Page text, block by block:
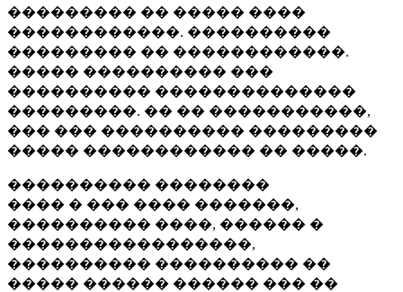
��������� �� ����� ����
������������. ����������
��������� �� ������������.
����� ���������� ���
���������� ��������������
���������. �� �� �����������,
��� ��� ���������� ���������
����� ������������ �� �����.
���������� ��������
���� � ��� ���� �������,
���������� ����, ������ �
�����������������,
���������� ���������� ��
����� ������ ������ ��� ��